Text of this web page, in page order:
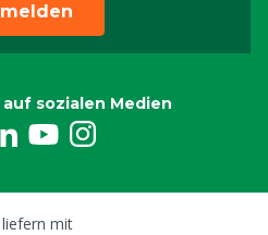
sozialen Medien
mit